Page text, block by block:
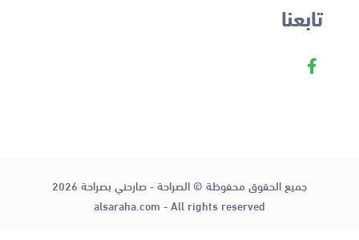
تابعنا
جميع الحقوق محفوظة © الصراحة - صارحني بصراحة 2026
alsaraha.com - All rights reserved